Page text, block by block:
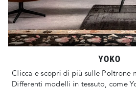
YOKO
Clicca e scopri di più sulle Poltrone
Differenti modelli in tessuto, come